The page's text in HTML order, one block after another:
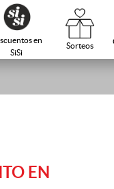
en
SiSi
Sorteos
EN